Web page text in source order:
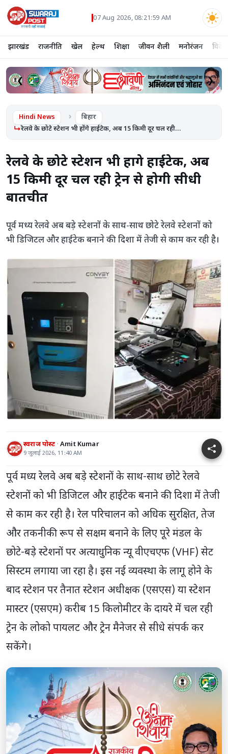
07 Aug 2026, 08:21:59 AM
झारखंड राजनीति खेल हेल्थ शिक्षा जीवन शैली मनोरंजन विदेश
❮ ❯
Hindi News बिहार
रेलवे के छोटे स्टेशन भी होंगे हाईटेक, अब 15 किमी दूर चल रही...
रेलवे के छोटे स्टेशन भी होंगे हाईटेक, अब
15 किमी दूर चल रही ट्रेन से होगी सीधी
बातचीत
पूर्व मध्य रेलवे अब बड़े स्टेशनों के साथ-साथ छोटे रेलवे स्टेशनों को
भी डिजिटल और हाईटेक बनाने की दिशा में तेजी से काम कर रही है।
स्वराज पोस्ट Amit Kumar
9 जुलाई 2026, 11:40 AM
पूर्व मध्य रेलवे अब बड़े स्टेशनों के साथ-साथ छोटे रेलवे
स्टेशनों को भी डिजिटल और हाईटेक बनाने की दिशा में तेजी
से काम कर रही है। रेल परिचालन को अधिक सुरक्षित, तेज
और तकनीकी रूप से सक्षम बनाने के लिए पूरे मंडल के
छोटे-बड़े स्टेशनों पर अत्याधुनिक न्यू वीएचएफ (VHF) सेट
सिस्टम लगाया जा रहा है। इस नई व्यवस्था के लागू होने के
बाद स्टेशन पर तैनात स्टेशन अधीक्षक (एसएस) या स्टेशन
मास्टर (एसएम) करीब 15 किलोमीटर के दायरे में चल रही
ट्रेन के लोको पायलट और ट्रेन मैनेजर से सीधे संपर्क कर
सकेंगे।